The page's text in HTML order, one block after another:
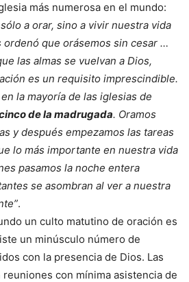
más numerosa en el mundo:
a orar, sino a vivir nuestra vida
que orásemos sin cesar …
las almas se vuelvan a Dios,
es un requisito imprescindible.
la mayoría de las iglesias de
de la madrugada. Oramos
y después empezamos las tareas
lo más importante en nuestra vida
pasamos la noche entera
se asombran al ver a nuestra
.
un culto matutino de oración es
un minúsculo número de
con la presencia de Dios. Las
con mínima asistencia de